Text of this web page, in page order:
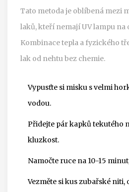
Tato metoda je oblíbená mezi
laků, kteří nemají UV lampu na
Kombinace tepla a fyzického
lak od nehtu bez chemie.
Vypusťte si misku s velmi
vodou.
Přidejte pár kapků tekutého
kluzkost.
Namočte ruce na 10-15
Vezměte si kus zubařské